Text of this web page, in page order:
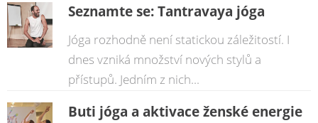
Seznamte se: Tantravaya jóga
Jóga rozhodně není statickou záležitostí. I
dnes vzniká množství nových stylů a
přístupů. Jedním z nich...
Buti jóga a aktivace ženské energie